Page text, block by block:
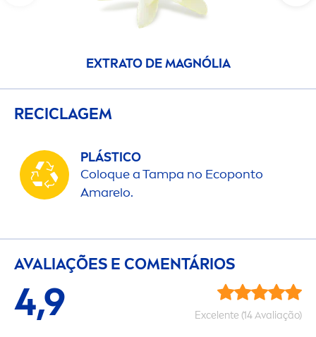
EXTRATO DE MAGNÓLIA
RECICLAGEM
PLÁSTICO
Coloque a Tampa no Ecoponto
Amarelo.
AVALIAÇÕES E COMENTÁRIOS
4,9 Excelente (14 Avaliação)